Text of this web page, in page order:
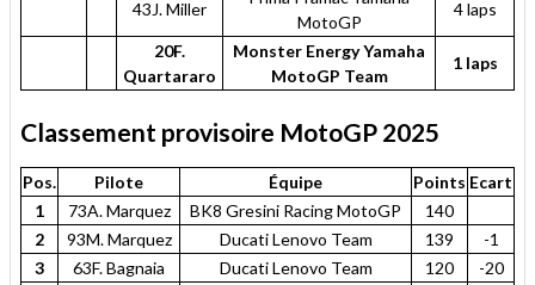
43J. Miller
MotoGP
4 laps
20F.
Quartararo
Monster Energy Yamaha
MotoGP Team
1 laps
Classement provisoire MotoGP 2025
Pos. Pilote Équipe Points Ecart
1
73A. Marquez BK8 Gresini Racing MotoGP
140
2
93M. Marquez Ducati Lenovo Team 139
-1
3
63F. Bagnaia Ducati Lenovo Team 120
-20